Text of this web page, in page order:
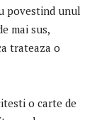
povestind unul
mai sus,
trateaza o
o carte de